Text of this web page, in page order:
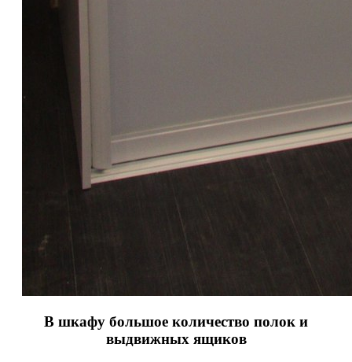
В шкафу большое количество полок и
выдвижных ящиков